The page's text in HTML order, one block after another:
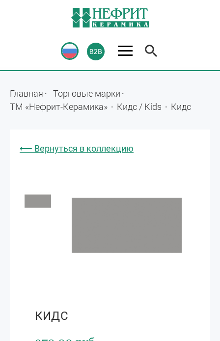
Главная
Торговые марки
ТМ «Нефрит-Керамика»
Кидс / Kids Кидс
⟵ Вернуться в коллекцию
КИДС